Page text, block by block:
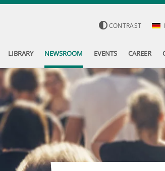
CONTRAST
LIBRARY NEWSROOM EVENTS CAREER